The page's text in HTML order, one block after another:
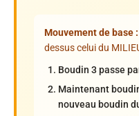
Mouvement de base :
dessus celui du
Boudin 3 passe
Maintenant
nouveau boudin